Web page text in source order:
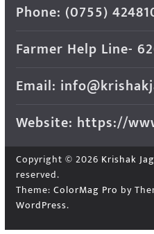
Phone: (0755)
Farmer Help Line-
Email:
Website: https://
Copyright © 2026 Krishak
reserved.
Theme: ColorMag Pro by
WordPress.